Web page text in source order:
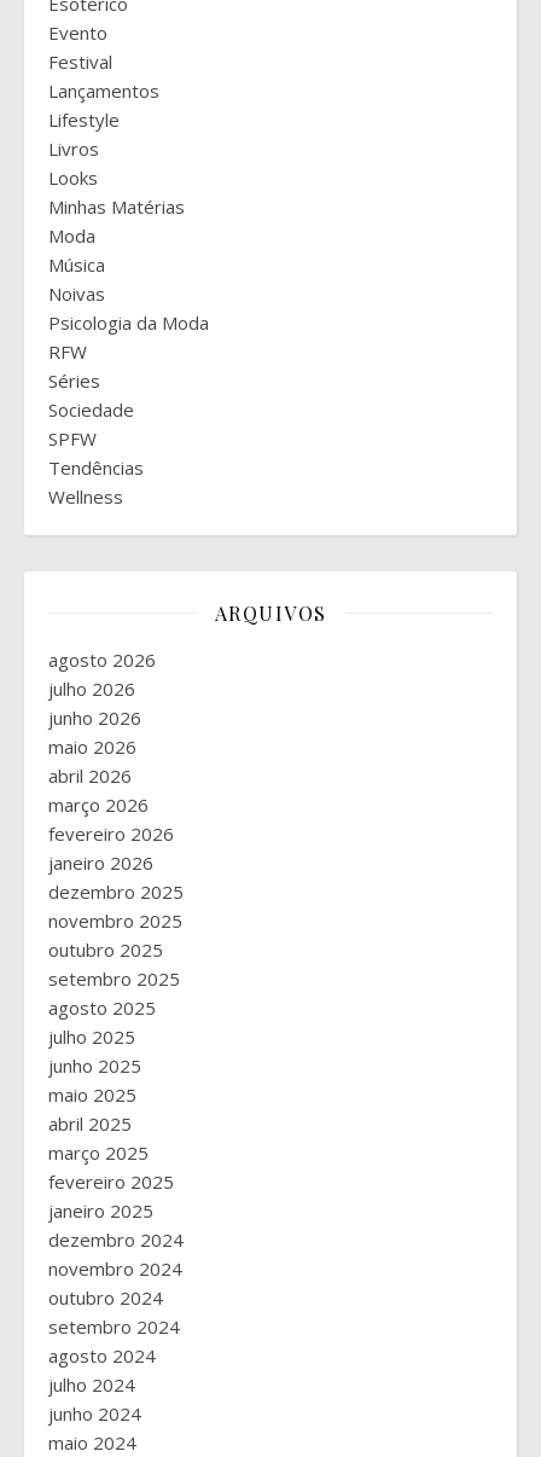
Evento
Festival
Lançamentos
Lifestyle
Livros
Looks
Minhas Matérias
Moda
Música
Noivas
Psicologia da Moda
RFW
Séries
Sociedade
SPFW
Tendências
Wellness
ARQUIVOS
agosto 2026
julho 2026
junho 2026
maio 2026
abril 2026
março 2026
fevereiro 2026
janeiro 2026
dezembro 2025
novembro 2025
outubro 2025
setembro 2025
agosto 2025
julho 2025
junho 2025
maio 2025
abril 2025
março 2025
fevereiro 2025
janeiro 2025
dezembro 2024
novembro 2024
outubro 2024
setembro 2024
agosto 2024
julho 2024
junho 2024
maio 2024